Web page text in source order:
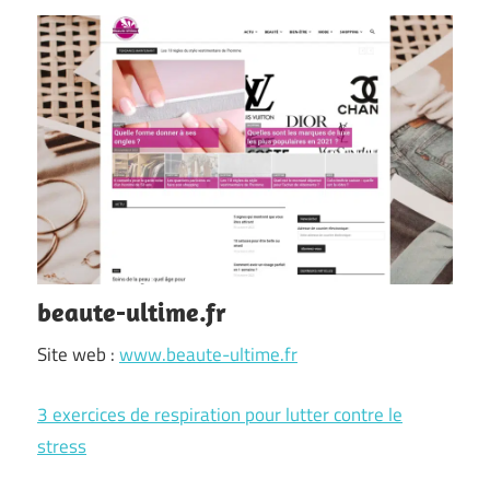
beaute-ultime.fr
Site web :www.beaute-ultime.fr
3 exercices de respiration pour lutter contre le
stress